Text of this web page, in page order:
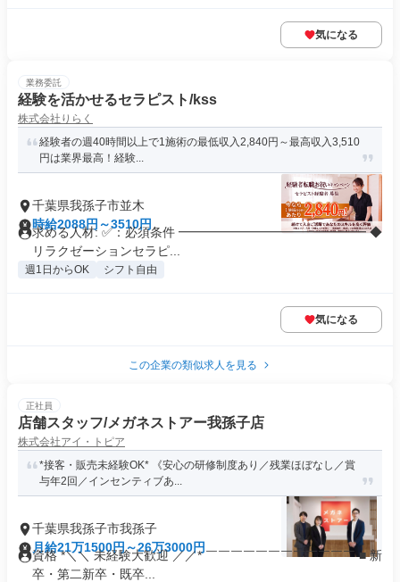
気になる
業務委託
経験を活かせるセラピスト/kss
株式会社りらく
経験者の週40時間以上で1施術の最低収入2,840円～最高収入3,510
円は業界最高！経験...
千葉県我孫子市並木
時給2088円～3510円
求める人材: ✅：必須条件 ━━━━━━━━━━━━━━━ ◆
リラクゼーションセラピ...
週1日からOK シフト自由
気になる
この企業の類似求人を見る
正社員
店舗スタッフ/メガネストアー我孫子店
株式会社アイ・トピア
*接客・販売未経験OK* 《安心の研修制度あり／残業ほぼなし／賞
与年2回／インセンティブあ...
千葉県我孫子市我孫子
月給21万1500円～26万3000円
資格 *＼＼ 未経験大歓迎 ／／* ￣￣￣￣￣￣￣￣￣￣￣￣ ■ 新
卒・第二新卒・既卒...